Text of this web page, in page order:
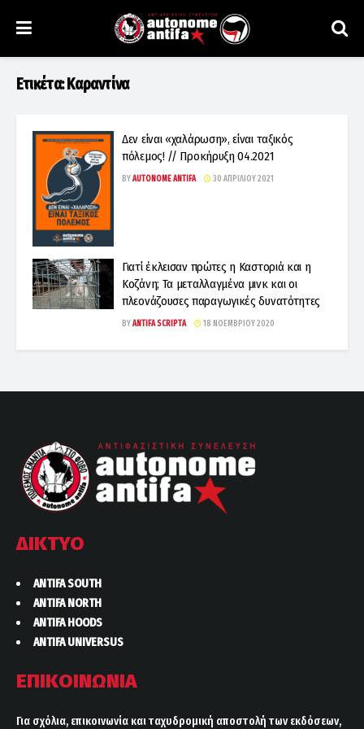
Ετικέτα:Καραντίνα
Δεν είναι «χαλάρωση», είναι ταξικός
πόλεμος! // Προκήρυξη 04.2021
BYAUTONOME ANTIFA 30 ΑΠΡΙΛΊΟΥ 2021
Γιατί έκλεισαν πρώτες η Καστοριά και η
Κοζάνη; Τα μεταλλαγμένα μινκ και οι
πλεονάζουσες παραγωγικές δυνατότητες
BYANTIFA SCRIPTA 18 ΝΟΕΜΒΡΊΟΥ 2020
ΔΙΚΤΥΟ
ANTIFA SOUTH
ANTIFA NORTH
ANTIFA HOODS
ANTIFA UNIVERSUS
ΕΠΙΚΟΙΝΩΝΙΑ
Για σχόλια, επικοινωνία και ταχυδρομική αποστολή των εκδόσεων,